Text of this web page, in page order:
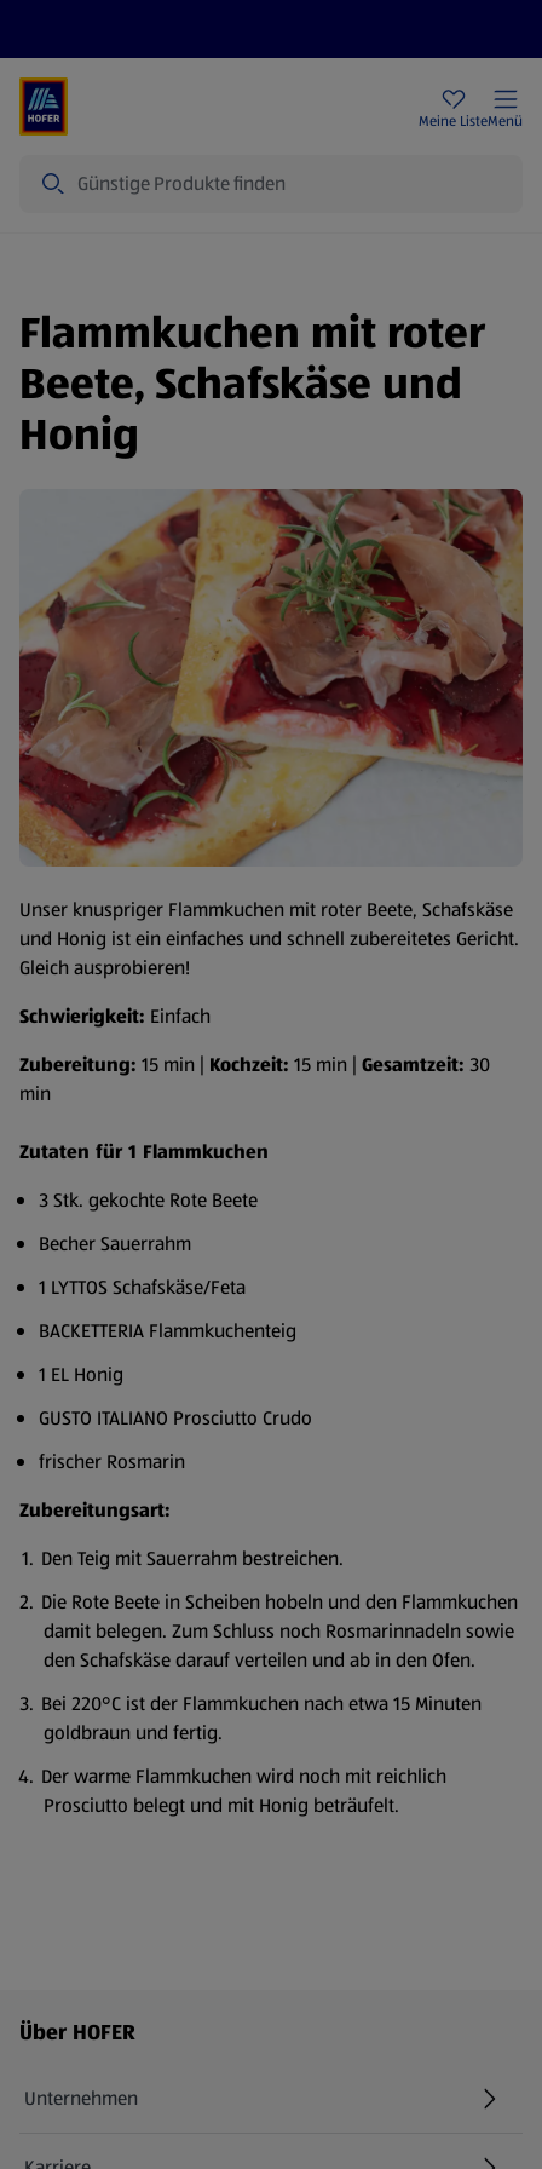
Meine ListeMenü
Flammkuchen mit roter
Beete, Schafskäse und
Honig
Unser knuspriger Flammkuchen mit roter Beete, Schafskäse
und Honig ist ein einfaches und schnell zubereitetes Gericht.
Gleich ausprobieren!
Schwierigkeit: Einfach
Zubereitung: 15 min | Kochzeit: 15 min | Gesamtzeit: 30
min
Zutaten für 1 Flammkuchen
3 Stk. gekochte Rote Beete
Becher Sauerrahm
1 LYTTOS Schafskäse/Feta
BACKETTERIA Flammkuchenteig
1 EL Honig
GUSTO ITALIANO Prosciutto Crudo
frischer Rosmarin
Zubereitungsart:
Den Teig mit Sauerrahm bestreichen.
Die Rote Beete in Scheiben hobeln und den Flammkuchen
damit belegen. Zum Schluss noch Rosmarinnadeln sowie
den Schafskäse darauf verteilen und ab in den Ofen.
Bei 220°C ist der Flammkuchen nach etwa 15 Minuten
goldbraun und fertig.
Der warme Flammkuchen wird noch mit reichlich
Prosciutto belegt und mit Honig beträufelt.
Fußzeilenmenü - weitere Links
Über HOFER
Unternehmen